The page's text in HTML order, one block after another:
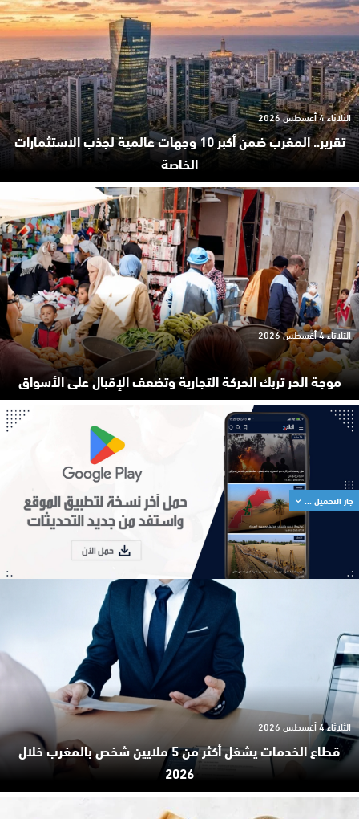
تقرير.. المغرب ضمن أكبر 10 وجهات عالمية لجذب الاستثمارات
الخاصة
الثلاثاء 4 أغسطس 2026
موجة الحر تربك الحركة التجارية وتضعف الإقبال على الأسواق
الثلاثاء 4 أغسطس 2026
قطاع الخدمات يشغل أكثر من 5 ملايين شخص بالمغرب خلال
2026
الثلاثاء 4 أغسطس 2026
جار التحميل ...